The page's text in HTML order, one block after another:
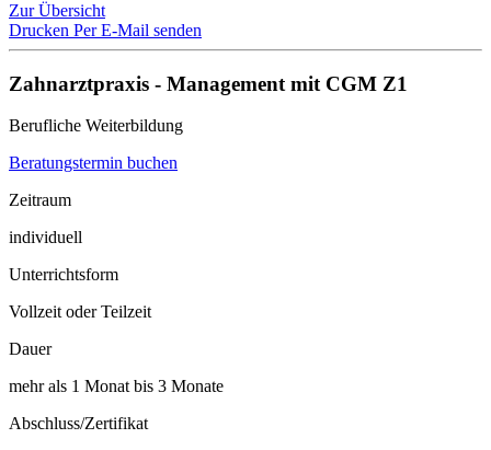
Zur Übersicht
Drucken Per E-Mail senden
Zahnarztpraxis - Management mit CGM Z1
Berufliche Weiterbildung
Beratungstermin buchen
Zeitraum
individuell
Unterrichtsform
Vollzeit oder Teilzeit
Dauer
mehr als 1 Monat bis 3 Monate
Abschluss/Zertifikat